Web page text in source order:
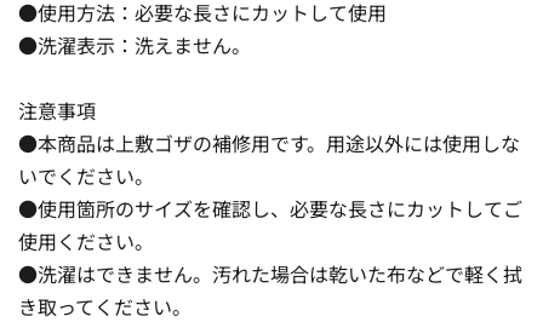
●使用方法：必要な長さにカットして使用
●洗濯表示：洗えません。
注意事項
●本商品は上敷ゴザの補修用です。用途以外には使用しな
いでください。
●使用箇所のサイズを確認し、必要な長さにカットしてご
使用ください。
●洗濯はできません。汚れた場合は乾いた布などで軽く拭
き取ってください。